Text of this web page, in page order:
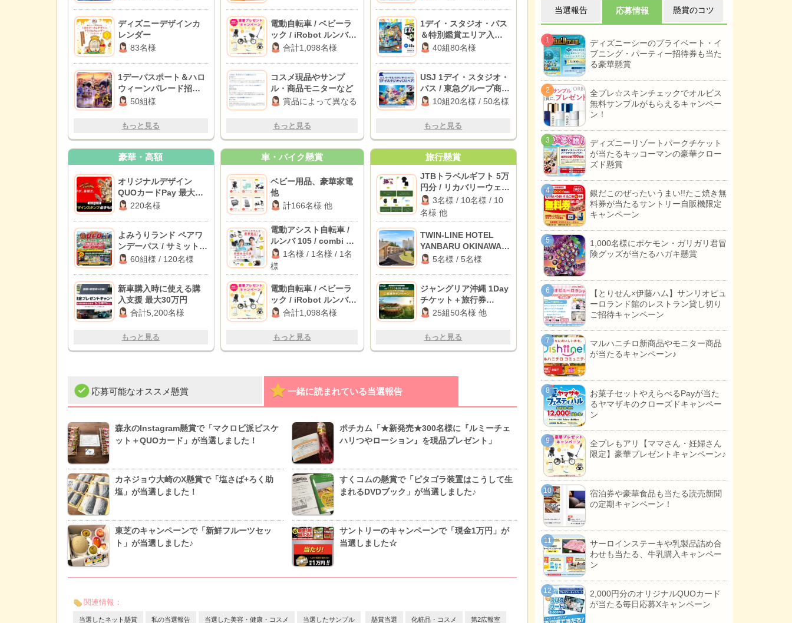
ディズニーデザインカ
レンダー
83名様
1デーパスポート＆ハロ
ウィーンパレード招待
券 50組様
もっと見る
電動自転車 / ベビーラ
ック / iRobot ルンバ
ほか合計1,098名様
コスメ現品やサンプ
ル・商品モニターなど
賞品によって異なる
もっと見る
1デイ・スタジオ・パス
＆特別鑑賞エリア入場
券 40組80名様
USJ 1デイ・スタジオ・
パス / 東急グループ商品
券 2,000円分
10組20名様 / 50名様
もっと見る
豪華・高額
オリジナルデザイン
QUOカードPay 最大
20,000円分
220名様
よみうりランド ペアワ
ンデーパス / サミット商
品券 1,000円分
60組様 / 120名様
新車購入時に使える購
入支援 最大30万円
合計5,200名様
もっと見る
車・バイク懸賞
ベビー用品、豪華家電
他
計166名様 他
電動アシスト自転車 /
ルンバ 105 / combi ベ
ビーラック
1名様 / 1名様 / 1名
様
電動自転車 / ベビーラ
ック / iRobot ルンバ
ほか合計1,098名様
もっと見る
旅行懸賞
JTBトラベルギフト 5万
円分 / リカバリーウェア
/ スマートウォッチ 他
3名様 / 10名様 / 10
名様 他
TWIN-LINE HOTEL
YANBARU OKINAWA
JAPAN宿泊券 / オリジ
5名様 / 5名様
ジャングリア沖縄 1Day
チケット＋旅行券
30,000円分 他
25組50名様 他
もっと見る
応募可能なオススメ懸賞 一緒に読まれている当選報告
森永のInstagram懸賞で「マクロビ派ビスケ
ット＋QUOカード」が当選しました！
ポチカム「★新発売★300名様に『ルミーチェ
ハリつやローション』を現品プレゼント」
カネジョウ大崎のX懸賞で「塩さば+ろく助
塩」が当選しました！
すくコムの懸賞で「ピタゴラ装置はこうして生
まれるDVDブック」が当選しました♪
東芝のキャンペーンで「新鮮フルーツセッ
ト」が当選しました♪
サントリーのキャンペーンで「現金1万円」が
当選しました☆
関連情報：
当選したネット懸賞 私の当選報告 当選した美容・健康・コスメ 当選したサンプル 懸賞当選 化粧品・コスメ 第2広報室
当選報告 応募情報 懸賞のコツ
ディズニーシーのプライベート・イ
ブニング・パーティー招待券も当た
る豪華懸賞
全プレ☆スキンチェックでオルビス
無料サンプルがもらえるキャンペー
ン！
ディズニーリゾートパークチケット
が当たるキッコーマンの豪華クロー
ズド懸賞
銀だこのぜったいうまい!!たこ焼き無
料券が当たるサントリー自販機限定
キャンペーン
1,000名様にポケモン・ガリガリ君冒
険グッズが当たるハガキ懸賞
【とりせん×伊藤ハム】サンリオピュ
ーロランド館のレストラン貸し切り
ご招待キャンペーン
マルハニチロ新商品やモニター商品
が当たるキャンペーン♪
お菓子セットやえらべるPayが当た
るヤマザキのクローズドキャンペー
ン
全プレもアリ【ママさん・妊婦さん
限定】豪華プレゼントキャンペーン♪
宿泊券や豪華食品も当たる読売新聞
の定期キャンペーン！
サーロインステーキや乳製品詰め合
わせも当たる、牛乳購入キャンペー
ン
2,000円分のオリジナルQUOカード
が当たる毎日応募Xキャンペーン